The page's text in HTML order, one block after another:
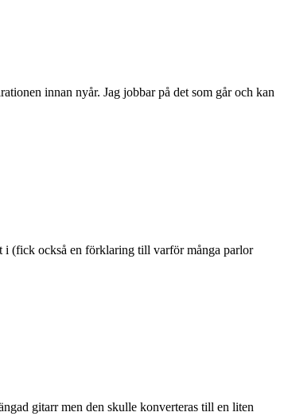
innan nyår. Jag jobbar på det som går och kan
i (fick också en förklaring till varför många parlor
gitarr men den skulle konverteras till en liten